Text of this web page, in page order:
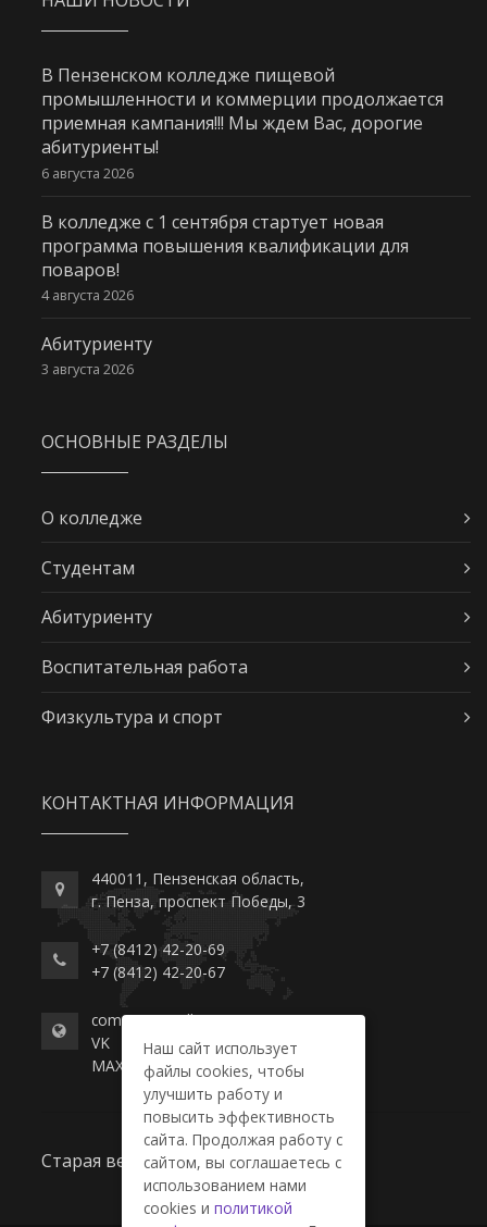
В Пензенском колледже пищевой
промышленности и коммерции продолжается
приемная кампания!!! Мы ждем Вас, дорогие
абитуриенты!
6 августа 2026
В колледже с 1 сентября стартует новая
программа повышения квалификации для
поваров!
4 августа 2026
Абитуриенту
3 августа 2026
ОСНОВНЫЕ РАЗДЕЛЫ
О колледже
Студентам
Абитуриенту
Воспитательная работа
Физкультура и спорт
КОНТАКТНАЯ ИНФОРМАЦИЯ
440011, Пензенская область,
г. Пенза, проспект Победы, 3
+7 (8412) 42-20-69
+7 (8412) 42-20-67
commerce-college.ru
VK
MAX
Старая версия сайта
Наш сайт использует
файлы cookies, чтобы
улучшить работу и
повысить эффективность
сайта. Продолжая работу с
сайтом, вы соглашаетесь с
использованием нами
cookies и политикой